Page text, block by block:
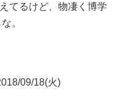
てるけど、物凄く博学
。
09/18(火)